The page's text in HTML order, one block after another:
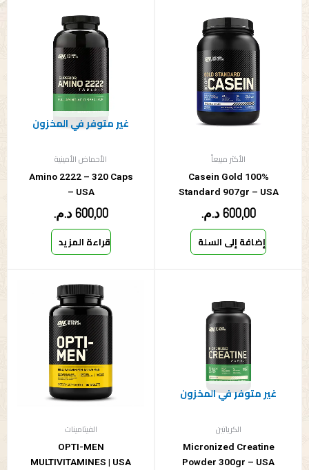
الأكثر مبيعاً
100% Casein Gold
Standard 907gr – USA
600,00 د.م.
إضافة إلى السلة
غير متوفر في المخزون
الأحماض الأمينية
Amino 2222 – 320 Caps
– USA
600,00 د.م.
قراءة المزيد
غير متوفر في المخزون
الكرياتين
Micronized Creatine
Powder 300gr – USA
الفيتامينات
OPTI-MEN
MULTIVITAMINES | USA